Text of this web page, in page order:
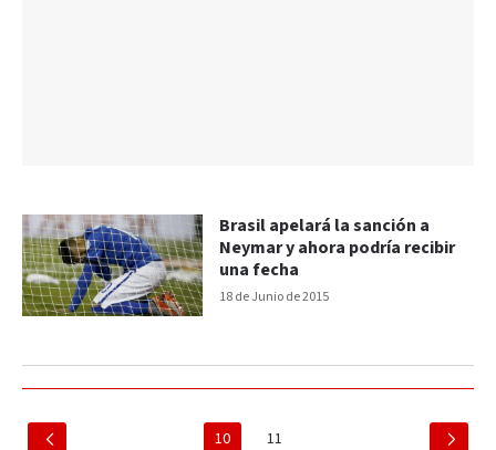
18 de Junio de 2015
Brasil apelará la sanción a
Neymar y ahora podría recibir
una fecha
10 11